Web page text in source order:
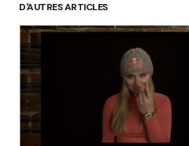
Your Name*
Submit Comment
D'AUTRES ARTICLES